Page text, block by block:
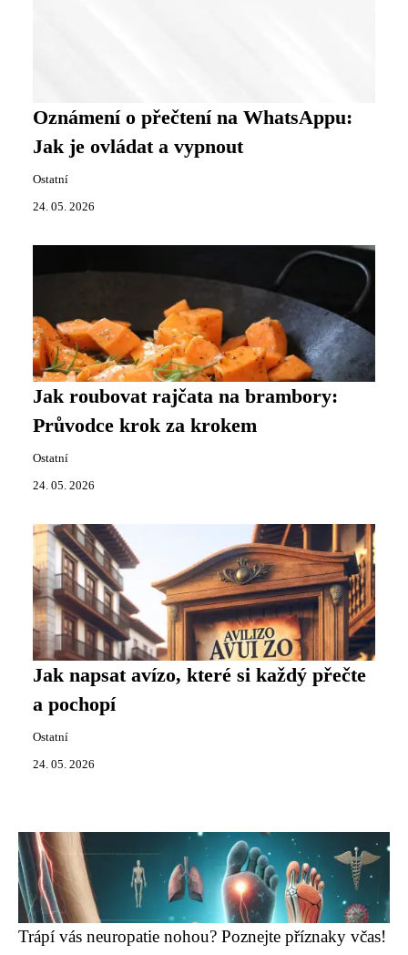
Oznámení o přečtení na WhatsAppu:
Jak je ovládat a vypnout
Ostatní
24. 05. 2026
Jak roubovat rajčata na brambory:
Průvodce krok za krokem
Ostatní
24. 05. 2026
Jak napsat avízo, které si každý přečte
a pochopí
Ostatní
24. 05. 2026
Trápí vás neuropatie nohou? Poznejte příznaky včas!